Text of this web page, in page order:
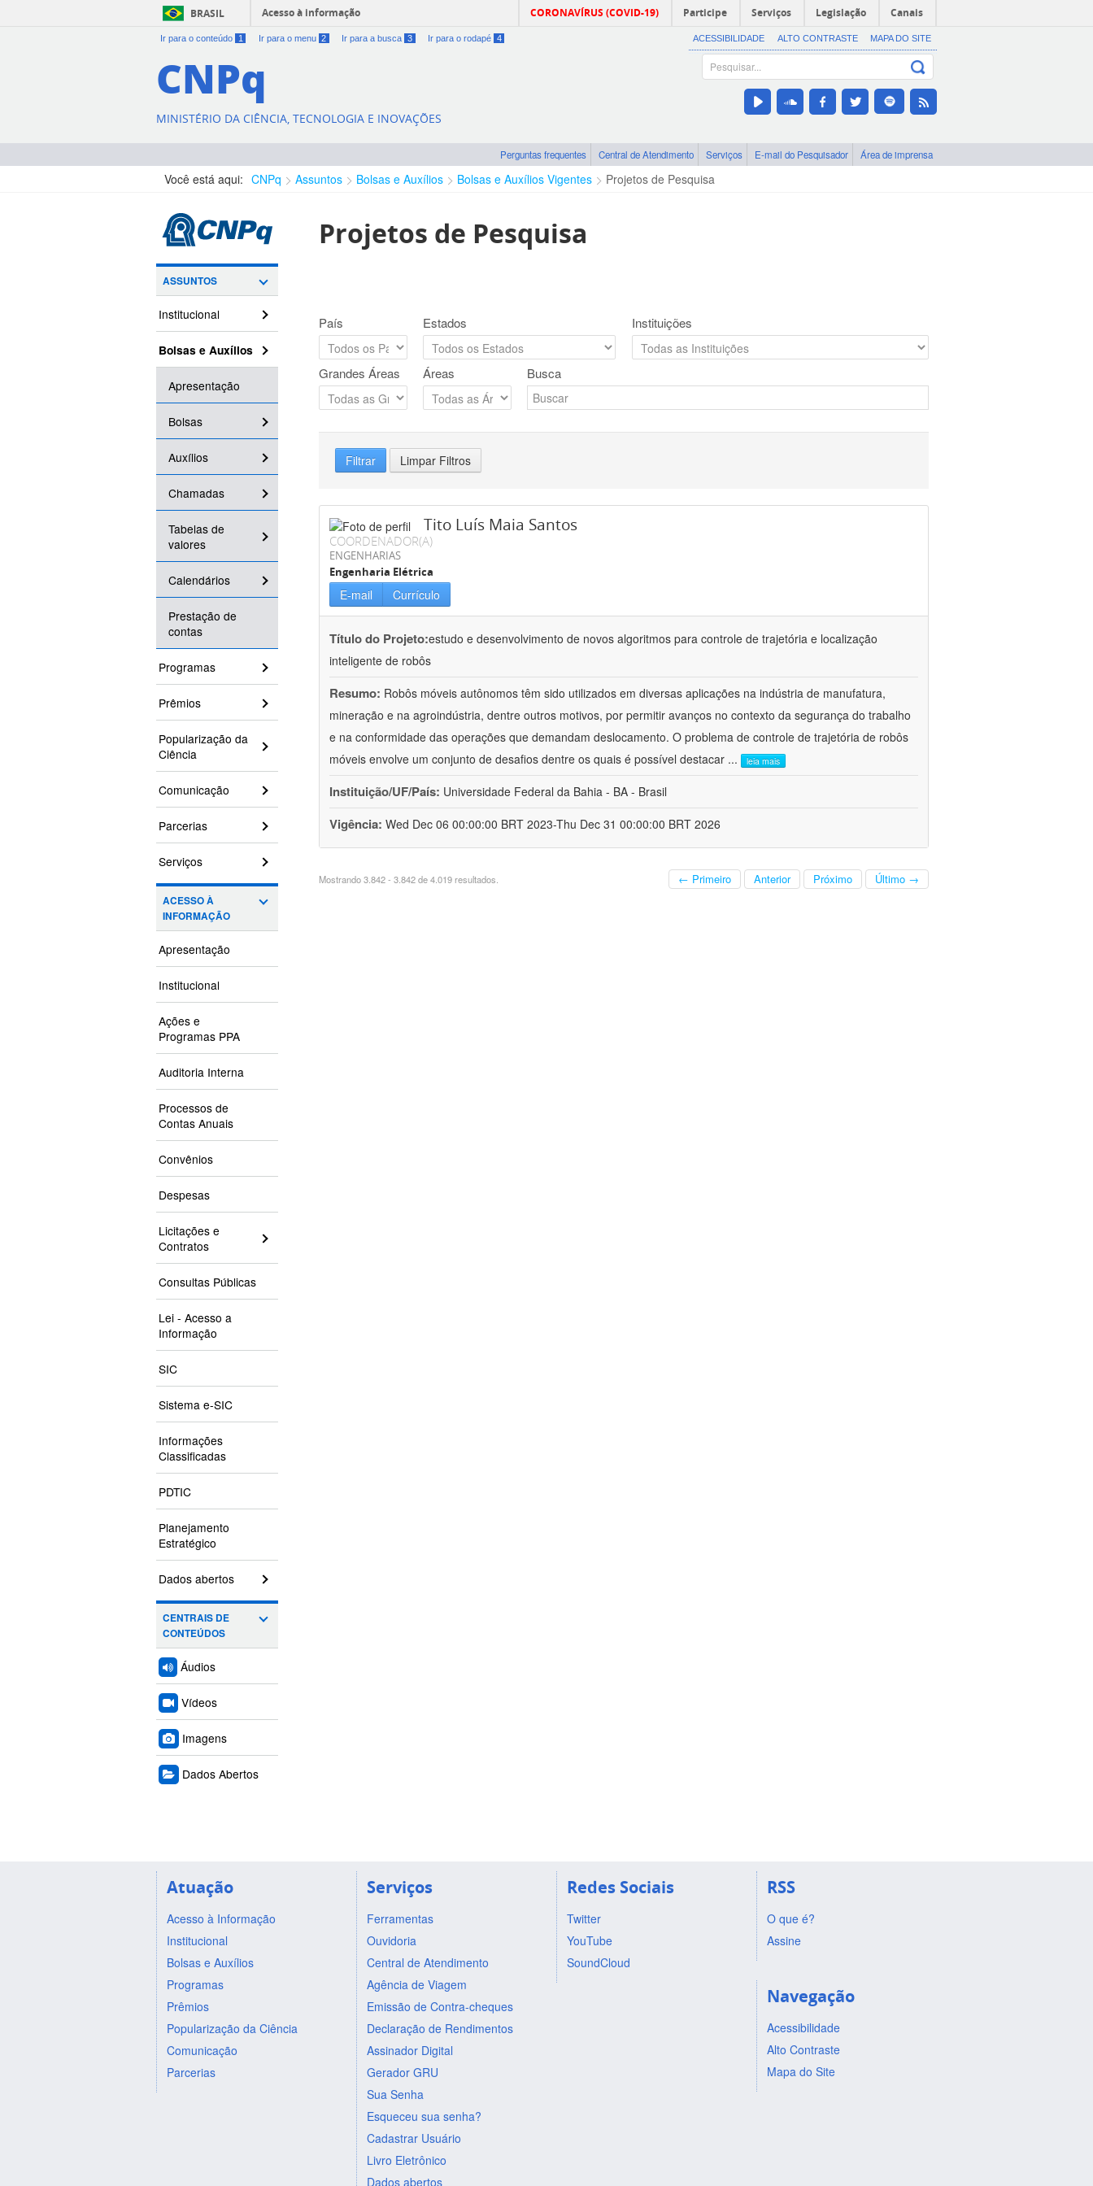
BRASIL Acesso à informação CORONAVÍRUS (COVID-19) Participe Serviços Legislação Canais
Ir para o conteúdo 1 Ir para o menu 2 Ir para a busca 3 Ir para o rodapé 4 ACESSIBILIDADE ALTO CONTRASTE MAPA DO SITE
CNPq
MINISTÉRIO DA CIÊNCIA, TECNOLOGIA E INOVAÇÕES
Perguntas frequentes Central de Atendimento Serviços E-mail do Pesquisador Área de imprensa
Você está aqui: CNPq Assuntos Bolsas e Auxílios Bolsas e Auxílios Vigentes Projetos de Pesquisa
ASSUNTOS
Institucional
Bolsas e Auxílios
Apresentação
Bolsas
Auxílios
Chamadas
Tabelas de
valores
Calendários
Prestação de
contas
Programas
Prêmios
Popularização da
Ciência
Comunicação
Parcerias
Serviços
ACESSO À
INFORMAÇÃO
Apresentação
Institucional
Ações e
Programas PPA
Auditoria Interna
Processos de
Contas Anuais
Convênios
Despesas
Licitações e
Contratos
Consultas Públicas
Lei - Acesso a
Informação
SIC
Sistema e-SIC
Informações
Classificadas
PDTIC
Planejamento
Estratégico
Dados abertos
CENTRAIS DE
CONTEÚDOS
Áudios
Vídeos
Imagens
Dados Abertos
Projetos de Pesquisa
País Estados Instituições
Grandes Áreas Áreas Busca
Filtrar Limpar Filtros
Tito Luís Maia Santos
COORDENADOR(A)
ENGENHARIAS
Engenharia Elétrica
E-mail Currículo
Título do Projeto:estudo e desenvolvimento de novos algoritmos para controle de trajetória e localização
inteligente de robôs
Resumo: Robôs móveis autônomos têm sido utilizados em diversas aplicações na indústria de manufatura,
mineração e na agroindústria, dentre outros motivos, por permitir avanços no contexto da segurança do trabalho
e na conformidade das operações que demandam deslocamento. O problema de controle de trajetória de robôs
móveis envolve um conjunto de desafios dentre os quais é possível destacar ... leia mais
Instituição/UF/País: Universidade Federal da Bahia - BA - Brasil
Vigência: Wed Dec 06 00:00:00 BRT 2023-Thu Dec 31 00:00:00 BRT 2026
Mostrando 3.842 - 3.842 de 4.019 resultados. ← Primeiro Anterior Próximo Último →
Atuação
Acesso à Informação
Institucional
Bolsas e Auxílios
Programas
Prêmios
Popularização da Ciência
Comunicação
Parcerias
Serviços
Ferramentas
Ouvidoria
Central de Atendimento
Agência de Viagem
Emissão de Contra-cheques
Declaração de Rendimentos
Assinador Digital
Gerador GRU
Sua Senha
Esqueceu sua senha?
Cadastrar Usuário
Livro Eletrônico
Dados abertos
Redes Sociais
Twitter
YouTube
SoundCloud
RSS
O que é?
Assine
Navegação
Acessibilidade
Alto Contraste
Mapa do Site